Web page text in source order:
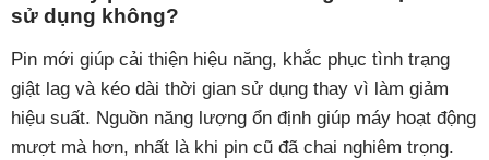
sử dụng không?
Pin mới giúp cải thiện hiệu năng, khắc phục tình trạng
giật lag và kéo dài thời gian sử dụng thay vì làm giảm
hiệu suất. Nguồn năng lượng ổn định giúp máy hoạt động
mượt mà hơn, nhất là khi pin cũ đã chai nghiêm trọng.